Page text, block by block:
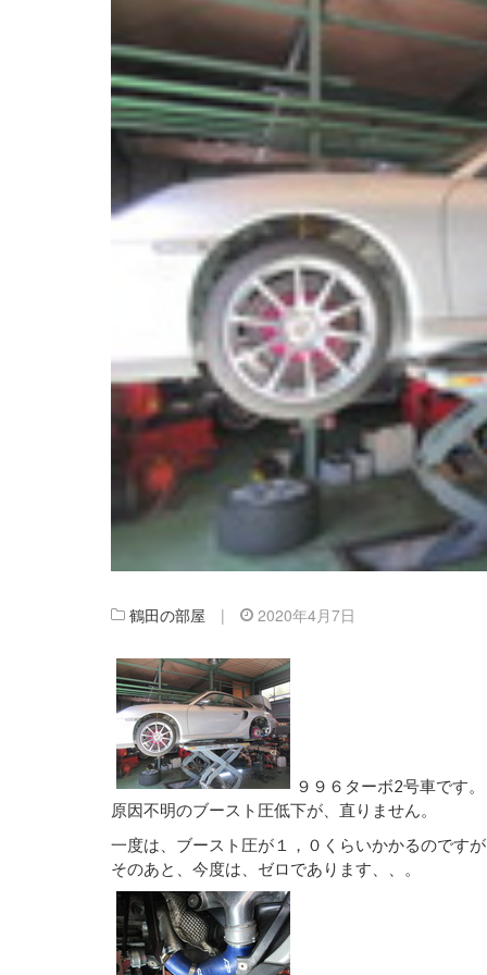
鶴田の部屋 | 2020年4月7日
９９６ターボ2号車です。
原因不明のブースト圧低下が、直りません。
一度は、ブースト圧が１，０くらいかかるのです
そのあと、今度は、ゼロであります、、。